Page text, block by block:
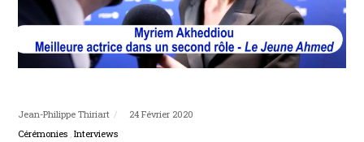
Jean-Philippe Thiriart
24 Février 2020
Cérémonies Interviews